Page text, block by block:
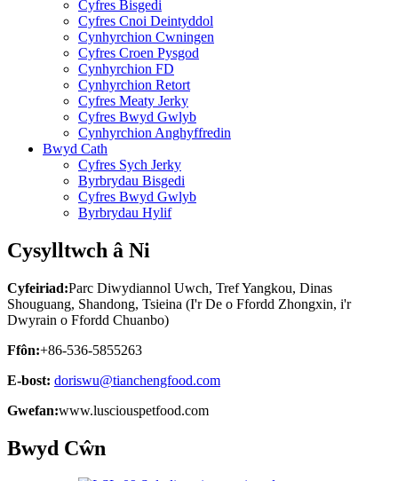
Cyfres Bisgedi
Cyfres Cnoi Deintyddol
Cynhyrchion Cwningen
Cyfres Croen Pysgod
Cynhyrchion FD
Cynhyrchion Retort
Cyfres Meaty Jerky
Cyfres Bwyd Gwlyb
Cynhyrchion Anghyffredin
Bwyd Cath
Cyfres Sych Jerky
Byrbrydau Bisgedi
Cyfres Bwyd Gwlyb
Byrbrydau Hylif
Cysylltwch â Ni
Cyfeiriad:Parc Diwydiannol Uwch, Tref Yangkou, Dinas
Shouguang, Shandong, Tsieina (I'r De o Ffordd Zhongxin, i'r
Dwyrain o Ffordd Chuanbo)
Ffôn:+86-536-5855263
E-bost: doriswu@tianchengfood.com
Gwefan:www.lusciouspetfood.com
Bwyd Cŵn